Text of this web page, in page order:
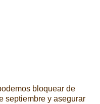
bloquear de
septiembre y asegurar